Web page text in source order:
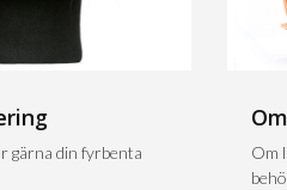
gärna din fyrbenta
Om